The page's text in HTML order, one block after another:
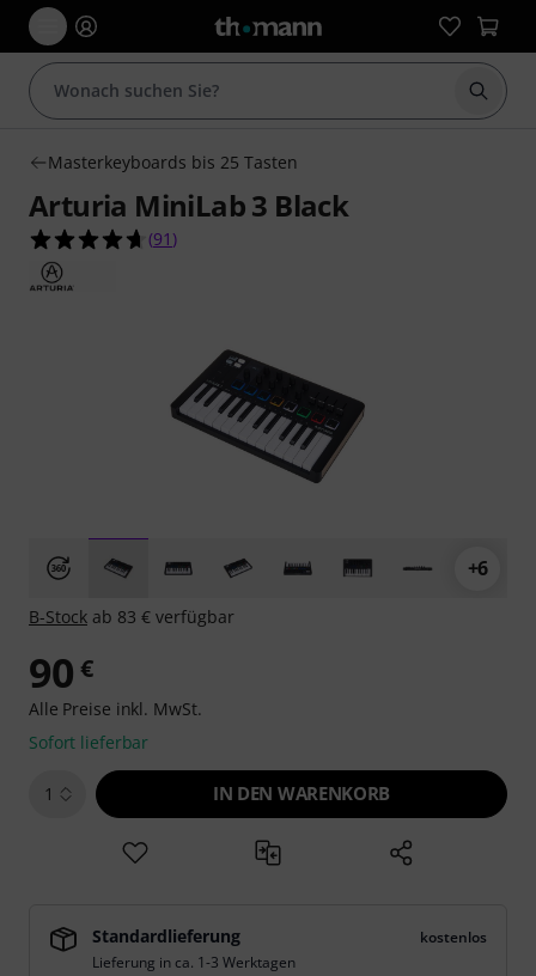
Suche
Masterkeyboards bis 25 Tasten
Arturia MiniLab 3 Black
4.7 von 5 Sternen aus 91 Kundenbewertungen
(91 )
+6
B-Stock ab 83 € verfügbar
90 €
Alle Preise inkl. MwSt.
Sofort lieferbar
1 IN DEN WARENKORB
Standardlieferung
kostenlos
Lieferung in ca. 1-3 Werktagen